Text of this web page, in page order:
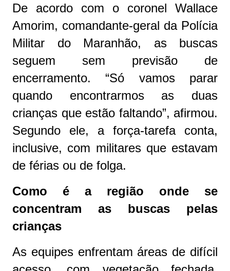
De acordo com o coronel Wallace
Amorim, comandante-geral da Polícia
Militar do Maranhão, as buscas
seguem sem previsão de
encerramento. “Só vamos parar
quando encontrarmos as duas
crianças que estão faltando”, afirmou.
Segundo ele, a força-tarefa conta,
inclusive, com militares que estavam
de férias ou de folga.
Como é a região onde se
concentram as buscas pelas
crianças
As equipes enfrentam áreas de difícil